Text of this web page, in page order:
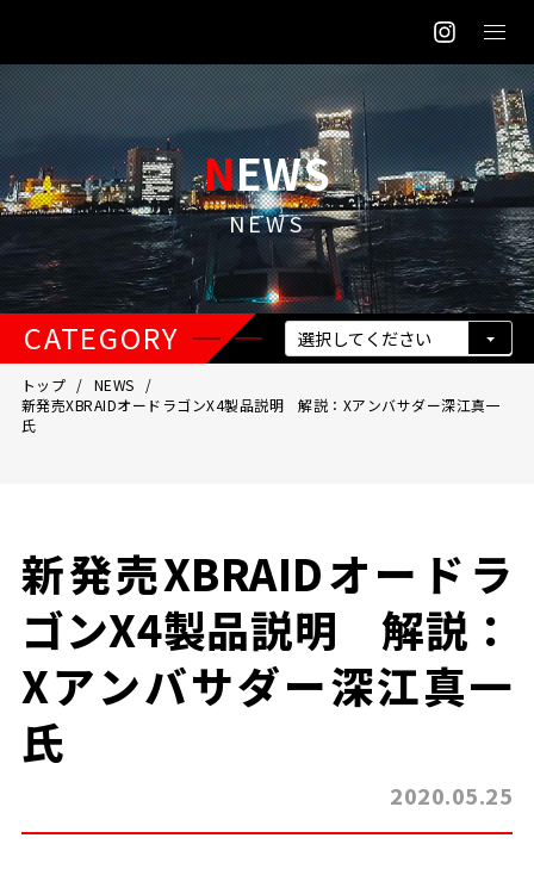
NEWS
NEWS
CATEGORY
トップ
NEWS
新発売XBRAIDオードラゴンX4製品説明 解説：Xアンバサダー深江真一
氏
新発売XBRAIDオードラ
ゴンX4製品説明 解説：
Xアンバサダー深江真一
氏
2020.05.25